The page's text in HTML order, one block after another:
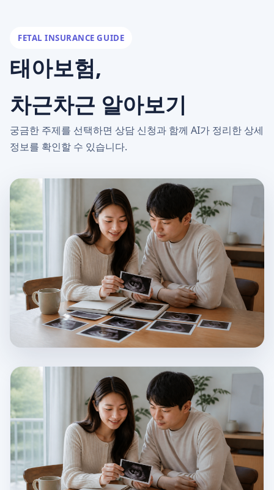
FETAL INSURANCE GUIDE
태아보험,
차근차근 알아보기
궁금한 주제를 선택하면 상담 신청과 함께 AI가 정리한 상세
정보를 확인할 수 있습니다.